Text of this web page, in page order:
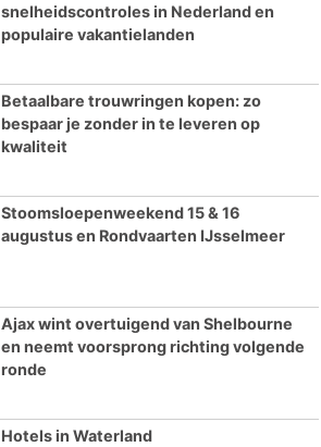
snelheidscontroles in Nederland en
populaire vakantielanden
Betaalbare trouwringen kopen: zo
bespaar je zonder in te leveren op
kwaliteit
Stoomsloepenweekend 15 & 16
augustus en Rondvaarten IJsselmeer
Ajax wint overtuigend van Shelbourne
en neemt voorsprong richting volgende
ronde
Hotels in Waterland